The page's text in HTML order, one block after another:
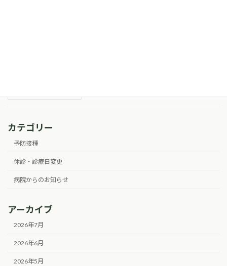
カテゴリー
予防接種
休診・診療日変更
病院からのお知らせ
アーカイブ
2026年7月
2026年6月
2026年5月